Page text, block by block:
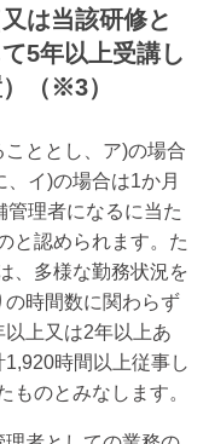
は当該研修と
5年以上受講し
（※3）
ととし、ア)の場合
イ)の場合は1か月
理者になるに当た
と認められます。た
、多様な勤務状況を
時間数に関わらず
上又は2年以上あ
時間以上従事し
ものとみなします。